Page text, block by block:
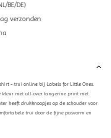
BE/DE)
verzonden
- trui online bij Labels for Little Ones.
kleur met all-over tangerine print met
heeft drukknoopjes op de schouder voor
trui door de fijne pasvorm en